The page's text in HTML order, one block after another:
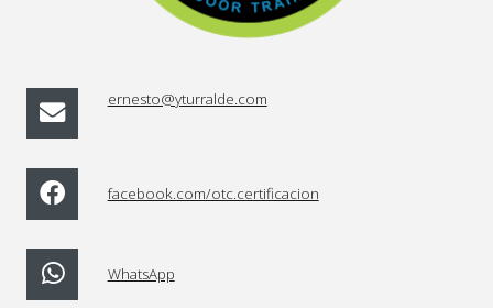
ernesto@yturralde.com
facebook.com/otc.certificacion
WhatsApp